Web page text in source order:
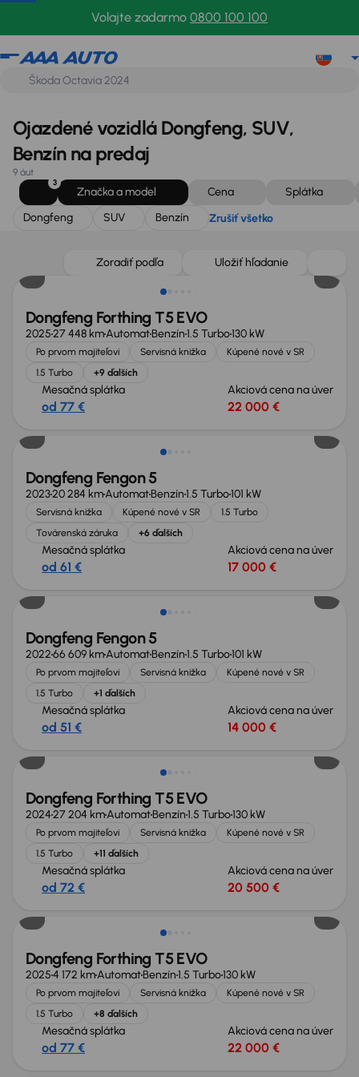
Volajte zadarmo 0800 100 100
Dongfeng
Ojazdené vozidlá Dongfeng, SUV,
Benzín na predaj
9 áut
3
Značka a model Cena
Splátka
Dongfeng
SUV Benzín Zrušiť všetko
Zoradiť podľa Uložiť hľadanie
Ušetríte 4 000 €
Dongfeng Forthing T5 EVO
202527 448 kmAutomatBenzín1.5 Turbo130 kW
Po prvom majiteľovi Servisná knižka
Kúpené nové v SR
1.5 Turbo
+9 ďalších
Mesačná splátka
od 77 €
Akciová cena na úver
22 000 €
Dongfeng Fengon 5
202320 284 kmAutomatBenzín1.5 Turbo101 kW
Servisná knižka Kúpené nové v SR
1.5 Turbo
Továrenská záruka
+6 ďalších
Mesačná splátka
od 61 €
Akciová cena na úver
17 000 €
Zlacnené o 500 €
Dongfeng Fengon 5
202266 609 kmAutomatBenzín1.5 Turbo101 kW
Po prvom majiteľovi Servisná knižka
Kúpené nové v SR
1.5 Turbo
+1 ďalších
Mesačná splátka
od 51 €
Akciová cena na úver
14 000 €
Zlacnené o 2 000 €
Dongfeng Forthing T5 EVO
202427 204 kmAutomatBenzín1.5 Turbo130 kW
Po prvom majiteľovi Servisná knižka
Kúpené nové v SR
1.5 Turbo
+11 ďalších
Mesačná splátka
od 72 €
Akciová cena na úver
20 500 €
Zlacnené o 4 000 €
Dongfeng Forthing T5 EVO
20254 172 kmAutomatBenzín1.5 Turbo130 kW
Po prvom majiteľovi Servisná knižka
Kúpené nové v SR
1.5 Turbo
+8 ďalších
Mesačná splátka
od 77 €
Akciová cena na úver
22 000 €
Ušetríte 8 200 €